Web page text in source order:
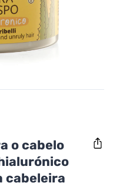
o cabelo
cabeleira